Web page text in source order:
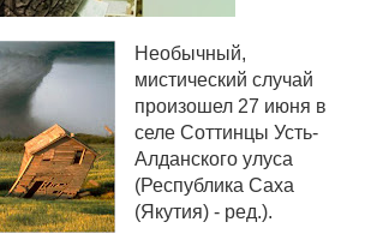
Необычный,
мистический случай
произошел 27 июня в
селе Соттинцы Усть-
Алданского улуса
(Республика Саха
(Якутия) - ред.).